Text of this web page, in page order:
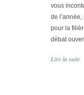
vous
de
pour la
débat
Lire la suite